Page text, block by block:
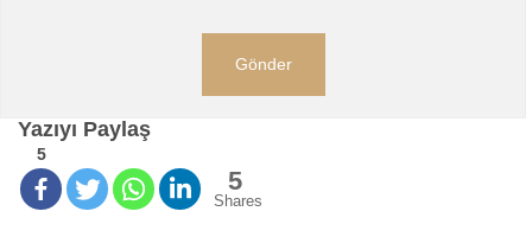
Yazıyı Paylaş
5
5
Shares